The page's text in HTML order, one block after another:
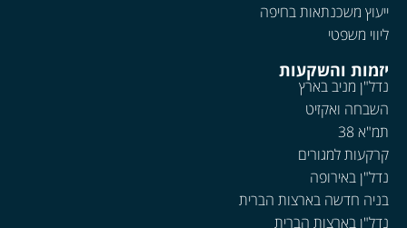
ייעוץ משכנתאות בחיפה
ליווי משפטי
יזמות והשקעות
נדל"ן מניב בארץ
השבחה ואקזיט
תמ"א 38
קרקעות למגורים
נדל"ן באירופה
בניה חדשה בארצות הברית
נדל"ן בארצות הברית